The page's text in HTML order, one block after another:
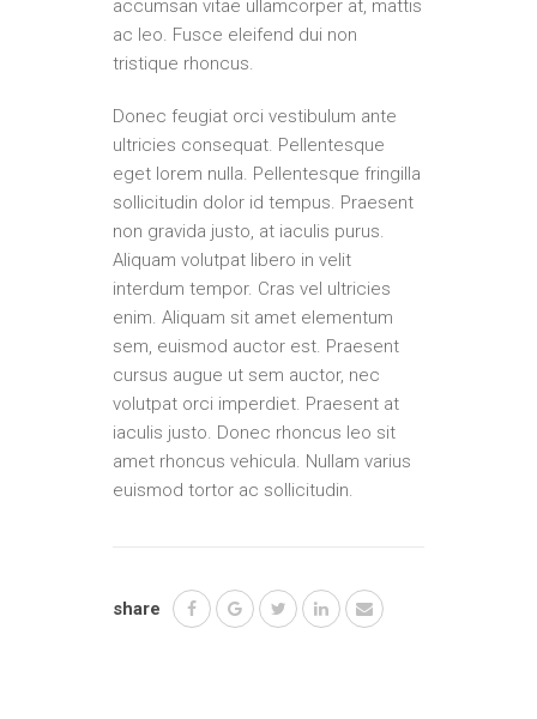
accumsan vitae ullamcorper at, mattis
ac leo. Fusce eleifend dui non
tristique rhoncus.
Donec feugiat orci vestibulum ante
ultricies consequat. Pellentesque
eget lorem nulla. Pellentesque fringilla
sollicitudin dolor id tempus. Praesent
non gravida justo, at iaculis purus.
Aliquam volutpat libero in velit
interdum tempor. Cras vel ultricies
enim. Aliquam sit amet elementum
sem, euismod auctor est. Praesent
cursus augue ut sem auctor, nec
volutpat orci imperdiet. Praesent at
iaculis justo. Donec rhoncus leo sit
amet rhoncus vehicula. Nullam varius
euismod tortor ac sollicitudin.
share